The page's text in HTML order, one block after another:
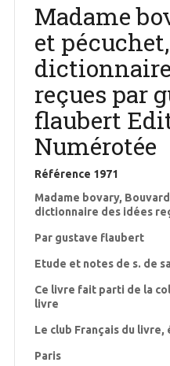
Madame
et
reçues par
flaubert
Numérotée
Référence 1971
Madame bovary,
dictionnaire des idées
Par gustave flaubert
Etude et notes de s. de
Ce livre fait parti de la
livre
Le club Français du livre,
Paris